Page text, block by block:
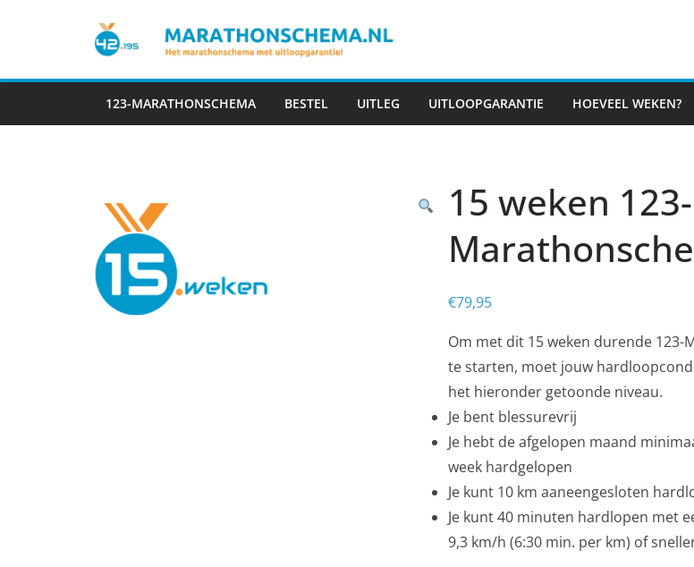
inhoud
123-MARATHONSCHEMA BESTEL UITLEG UITLOOPGARANTIE HOEVEEL WEKEN?
15 weken 123-
€79,95
Om met dit 15 weken durende 123-
te starten, moet jouw
het hieronder getoonde niveau.
Je bent blessurevrij
Je hebt de afgelopen maand
week hardgelopen
Je kunt 10 km aaneengesloten
Je kunt 40 minuten hardlopen met
9,3 km/h (6:30 min. per km) of